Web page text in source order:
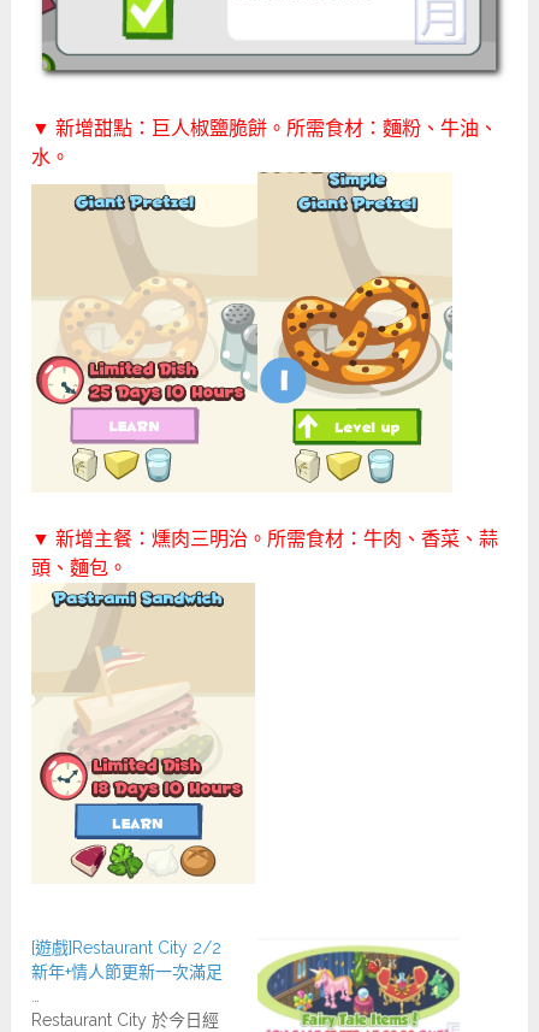
▼ 新增甜點：巨人椒鹽脆餅。所需食材：麵粉、牛油、
水。
▼ 新增主餐：燻肉三明治。所需食材：牛肉、香菜、蒜
頭、麵包。
[遊戲]Restaurant City 2/2
新年+情人節更新一次滿足
…
Restaurant City 於今日經